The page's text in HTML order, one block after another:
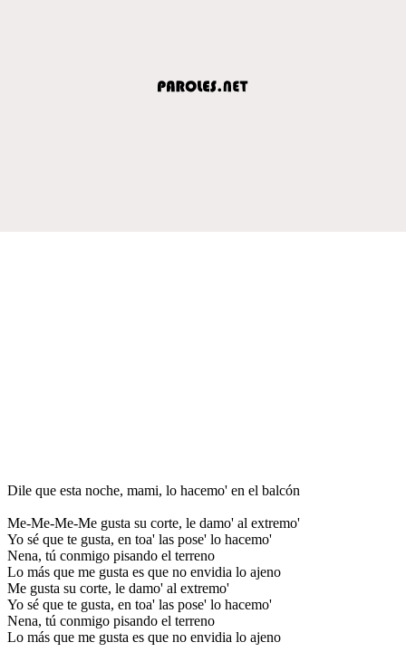
Dile que esta noche, mami, lo hacemo' en el balcón
Me-Me-Me-Me gusta su corte, le damo' al extremo'
Yo sé que te gusta, en toa' las pose' lo hacemo'
Nena, tú conmigo pisando el terreno
Lo más que me gusta es que no envidia lo ajeno
Me gusta su corte, le damo' al extremo'
Yo sé que te gusta, en toa' las pose' lo hacemo'
Nena, tú conmigo pisando el terreno
Lo más que me gusta es que no envidia lo ajeno